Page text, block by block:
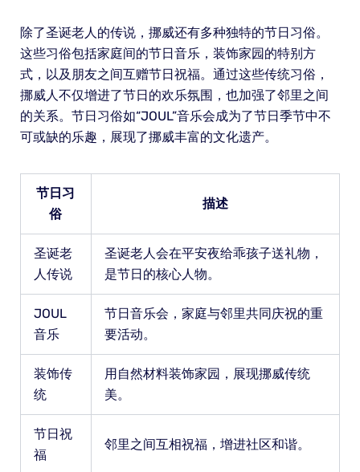
除了圣诞老人的传说，挪威还有多种独特的节日习俗。
这些习俗包括家庭间的节日音乐，装饰家园的特别方
式，以及朋友之间互赠节日祝福。通过这些传统习俗，
挪威人不仅增进了节日的欢乐氛围，也加强了邻里之间
的关系。节日习俗如“JOUL”音乐会成为了节日季节中不
可或缺的乐趣，展现了挪威丰富的文化遗产。
节日习
俗
描述
圣诞老
人传说
圣诞老人会在平安夜给乖孩子送礼物，
是节日的核心人物。
JOUL
音乐
节日音乐会，家庭与邻里共同庆祝的重
要活动。
装饰传
统
用自然材料装饰家园，展现挪威传统
美。
节日祝
福
邻里之间互相祝福，增进社区和谐。